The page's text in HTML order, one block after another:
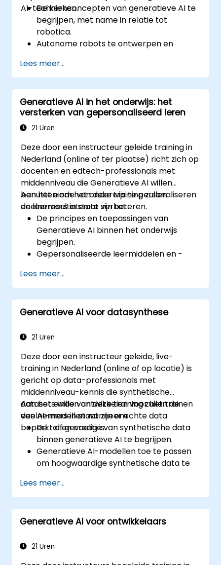
AI-technieken.
De kernconcepten van generatieve AI te
begrijpen, met name in relatie tot
robotica.
Autonome robots te ontwerpen en
generatieve AI-modellen.
AI-algoritmen te implementeren voor de
waarneming en besluitvorming van
robots.
De invloed van door AI aangedreven
robots in diverse sectoren te beoordelen.
met het implementeren van autonome
robotica-systemen te behandelen.
Lees meer...
Generatieve AI in het onderwijs: het
versterken van gepersonaliseerd leren
21 Uren
Deze door een instructeur geleide training in
Nederland (online of ter plaatse) richt zich op
docenten en edtech-professionals met
middenniveau die Generatieve AI willen
benutten om het onderwijs te personaliseren
en leerresultaten te verbeteren.
Aan het einde van deze training zullen
deelnemers in staat zijn tot:
De principes en toepassingen van
Generatieve AI binnen het onderwijs
begrijpen.
Gepersonaliseerde leermiddelen en -
AI-hulpmiddelen gebruiken voor
klassenbeheer en inhoudsontwikkeling.
De ethische aspecten rond het gebruik
van AI in onderwijscontexten adresseren.
integratie van AI in lesplannen en
Lees meer...
Generatieve AI voor datasynthese
21 Uren
Deze door een instructeur geleide, live-
training in Nederland (online of op locatie) is
gericht op data-professionals met
middenniveau-kennis die synthetische
datasets willen ontwikkelen voor het trainen
van AI-modellen wanneer echte data
beperkt of gevoelig is.
Aan het einde van deze training zullen de
deelnemers in staat zijn om:
De rol en creatie van synthetische data
binnen generatieve AI te begrijpen.
Generatieve AI-modellen toe te passen
om hoogwaardige synthetische data te
De kwaliteit en bruikbaarheid van
synthetische datasets te beoordelen.
De ethische en juridische aspecten bij het
gebruik van synthetische data te
Synthetische datastrategieën toe te
Lees meer...
Generatieve AI voor ontwikkelaars
21 Uren